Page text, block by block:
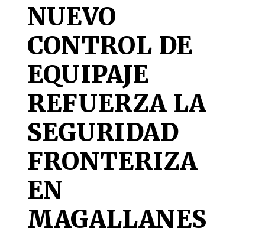
NUEVO
CONTROL DE
EQUIPAJE
REFUERZA LA
SEGURIDAD
FRONTERIZA
EN
MAGALLANES